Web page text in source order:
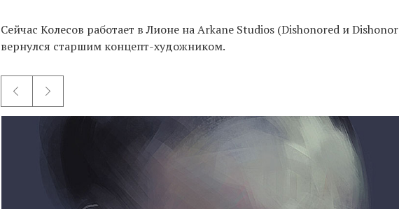
Сейчас Колесов работает в Лионе на Arkane Studios (Dishonored и
вернулся старшим концепт-художником.